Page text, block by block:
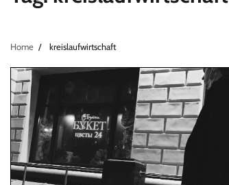
Home kreislaufwirtschaft